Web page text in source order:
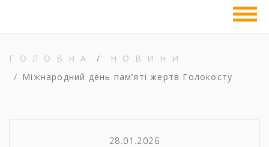
ГОЛОВНА
НОВИНИ
Міжнародний день пам’яті жертв Голокосту
28.01.2026